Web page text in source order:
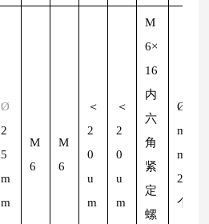
Ø
2
5
m
m
M
6
M
6
＜
2
0
u
m
＜
2
0
u
m
M
6×
16
内
六
角
紧
定
螺
Ø
m
m/
2
个